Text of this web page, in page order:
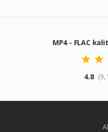
MP4 - FLAC
4.8